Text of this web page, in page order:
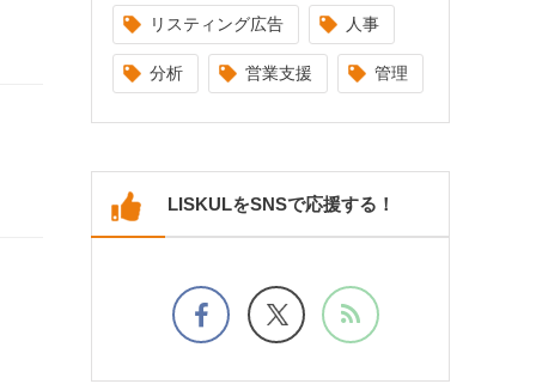
リスティング広告 人事
分析 営業支援 管理
LISKULをSNSで応援する！